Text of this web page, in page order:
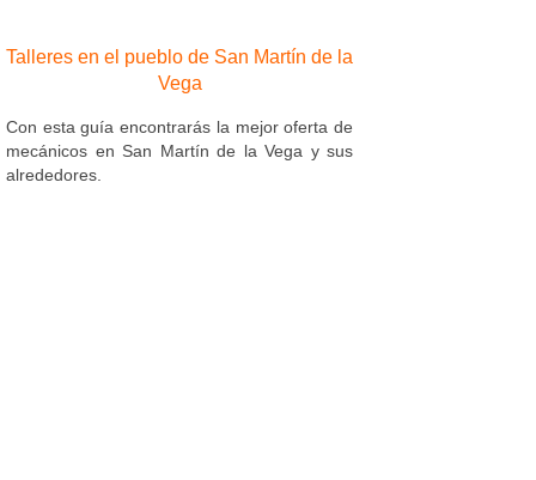
Talleres en el pueblo de San Martín de la
Vega
Con esta guía encontrarás la mejor oferta de
mecánicos en San Martín de la Vega y sus
alrededores.